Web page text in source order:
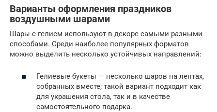
Варианты оформления праздников
воздушными шарами
Шары с гелием используют в декоре самыми разными
способами. Среди наиболее популярных форматов
можно выделить несколько устойчивых направлений:
Гелиевые букеты — несколько шаров на лентах,
собранных вместе; такой вариант подходит как
для украшения стола, так и в качестве
самостоятельного подарка.